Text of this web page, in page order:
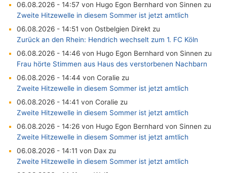
06.08.2026 - 14:57 von Hugo Egon Bernhard von Sinnen zu
Zweite Hitzewelle in diesem Sommer ist jetzt amtlich
06.08.2026 - 14:51 von Ostbelgien Direkt zu
Zurück an den Rhein: Hendrich wechselt zum 1. FC Köln
06.08.2026 - 14:46 von Hugo Egon Bernhard von Sinnen zu
Frau hörte Stimmen aus Haus des verstorbenen Nachbarn
06.08.2026 - 14:44 von Coralie zu
Zweite Hitzewelle in diesem Sommer ist jetzt amtlich
06.08.2026 - 14:41 von Coralie zu
Zweite Hitzewelle in diesem Sommer ist jetzt amtlich
06.08.2026 - 14:26 von Hugo Egon Bernhard von Sinnen zu
Zweite Hitzewelle in diesem Sommer ist jetzt amtlich
06.08.2026 - 14:11 von Dax zu
Zweite Hitzewelle in diesem Sommer ist jetzt amtlich